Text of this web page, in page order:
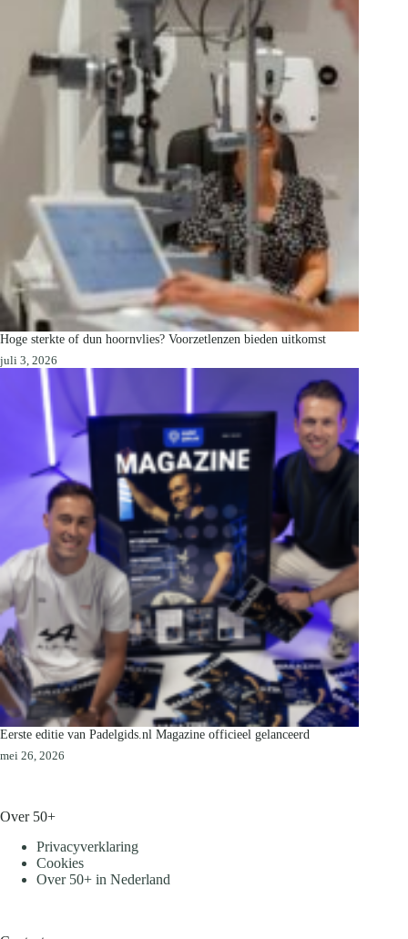
Hoge sterkte of dun hoornvlies? Voorzetlenzen bieden uitkomst
juli 3, 2026
Eerste editie van Padelgids.nl Magazine officieel gelanceerd
mei 26, 2026
Over 50+
Privacyverklaring
Cookies
Over 50+ in Nederland